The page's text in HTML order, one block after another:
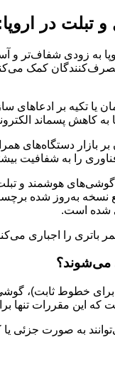
و تبلت در
به زودی شفاف‌تر و
کمک
یا تکیه بر ادعاهای
به کاهش پسماند
بر بازار دستگاه‌های
را به شفافیت
خرداد ۱۴۰۴ (۲۰ ژوئن
به‌روز شده برچسب
شده است.
می‌شوند؟
خطوط ثابت)،